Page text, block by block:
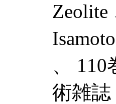
Zeolite
、 110
術雑誌